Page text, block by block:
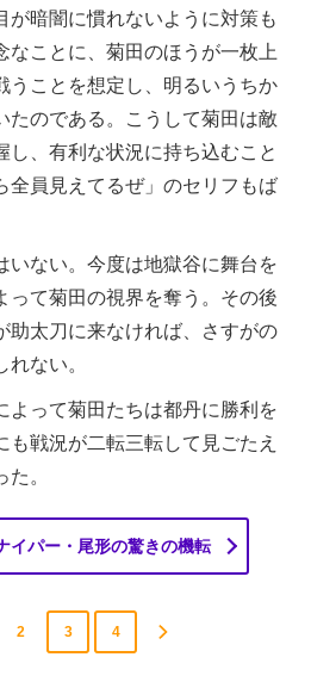
が暗闇に慣れないように対策も
なことに、菊田のほうが一枚上
うことを想定し、明るいうちか
たのである。こうして菊田は敵
し、有利な状況に持ち込むこと
全員見えてるぜ」のセリフもば
ない。今度は地獄谷に舞台を
って菊田の視界を奪う。その後
助太刀に来なければ、さすがの
ない。
って菊田たちは都丹に勝利を
も戦況が二転三転して見ごたえ
。
イパー・尾形の驚きの機転
2 3 4